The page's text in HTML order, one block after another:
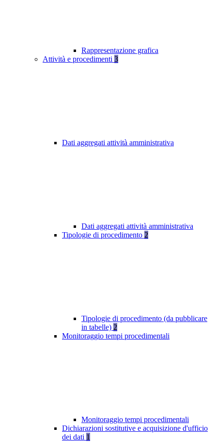
Rappresentazione grafica
Attività e procedimenti 3
Dati aggregati attività amministrativa
Dati aggregati attività amministrativa
Tipologie di procedimento 2
Tipologie di procedimento (da pubblicare
in tabelle) 2
Monitoraggio tempi procedimentali
Monitoraggio tempi procedimentali
Dichiarazioni sostitutive e acquisizione d'ufficio
dei dati 1